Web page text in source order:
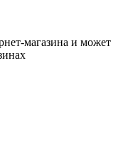
магазина и может